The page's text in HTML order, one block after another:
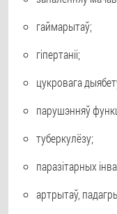
гаймарытаў;
гіпертаніі;
цукровага
парушэнняў
туберкулёзу;
паразітарных
артрытаў,